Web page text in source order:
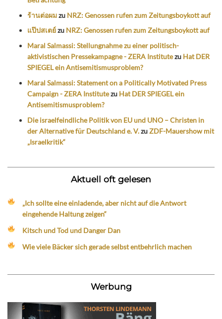
ร้านต่อผมzu NRZ: Genossen rufen zum Zeitungsboykott auf
แป๊ปสเตย์zu NRZ: Genossen rufen zum Zeitungsboykott auf
Maral Salmassi: Stellungnahme zu einer politisch-
aktivistischen Pressekampagne - ZERA Institutezu Hat DER
SPIEGEL ein Antisemitismusproblem?
Maral Salmassi: Statement on a Politically Motivated Press
Campaign - ZERA Institutezu Hat DER SPIEGEL ein
Antisemitismusproblem?
Die israelfeindliche Politik von EU und UNO – Christen in
der Alternative für Deutschland e. V.zuZDF-Mauershow mit
„Israelkritik“
Aktuell oft gelesen
„Ich sollte eine einladende, aber nicht auf die Antwort
eingehende Haltung zeigen“
Kitsch und Tod und Danger Dan
Wie viele Bäcker sich gerade selbst entbehrlich machen
Werbung